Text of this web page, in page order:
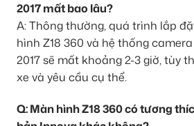
2017 mất bao lâu?
A: Thông thường, quá trình lắp
hình Z18 360 và hệ thống
2017 sẽ mất khoảng 2-3 giờ, tùy
xe và yêu cầu cụ thể.
Q: Màn hình Z18 360 có tương